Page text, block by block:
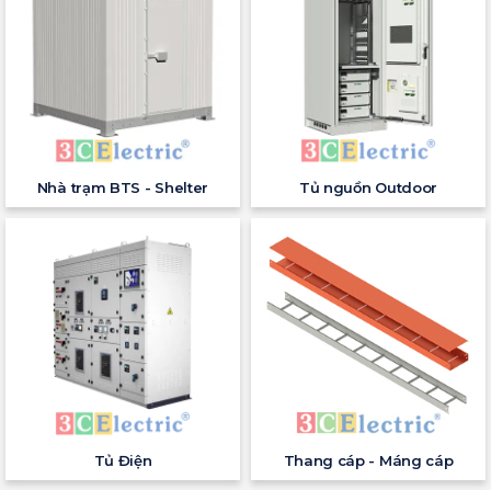
Nhà trạm BTS - Shelter Tủ nguồn Outdoor
Tủ Điện Thang cáp - Máng cáp